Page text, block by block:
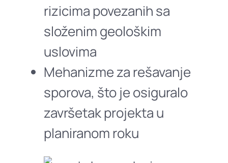
rizicima povezanih sa
složenim geološkim
uslovima
Mehanizme za rešavanje
sporova, što je osiguralo
završetak projekta u
planiranom roku